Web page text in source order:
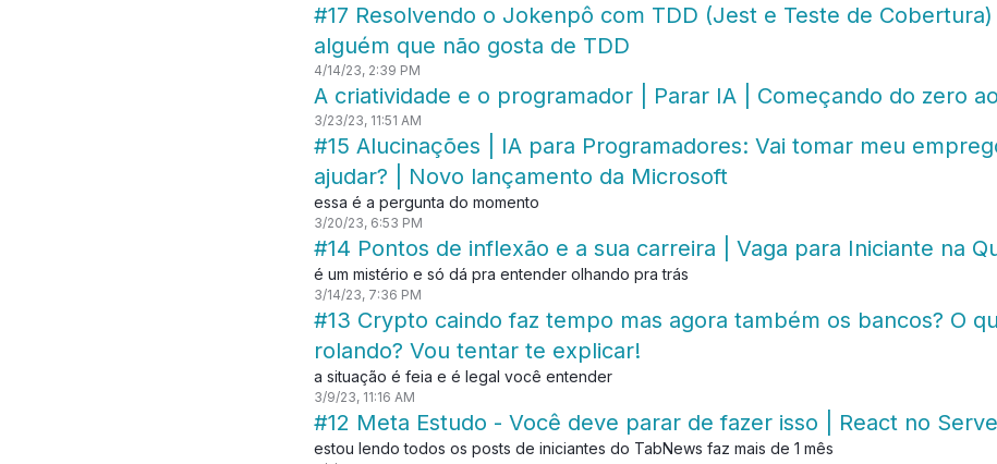
#17 Resolvendo o Jokenpô com TDD (Jest e Teste de
alguém que não gosta de TDD
4/14/23, 2:39 PM
A criatividade e o programador | Parar IA | Começando do zero
3/23/23, 11:51 AM
#15 Alucinações | IA para Programadores: Vai tomar meu
ajudar? | Novo lançamento da Microsoft
essa é a pergunta do momento
3/20/23, 6:53 PM
#14 Pontos de inflexão e a sua carreira | Vaga para Iniciante na
é um mistério e só dá pra entender olhando pra trás
3/14/23, 7:36 PM
#13 Crypto caindo faz tempo mas agora também os bancos? O
rolando? Vou tentar te explicar!
a situação é feia e é legal você entender
3/9/23, 11:16 AM
#12 Meta Estudo - Você deve parar de fazer isso | React no
estou lendo todos os posts de iniciantes do TabNews faz mais de 1 mês